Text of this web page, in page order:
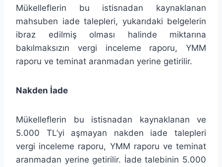
Mükelleflerin bu istisnadan kaynaklanan
mahsuben iade talepleri, yukarıdaki belgelerin
ibraz edilmiş olması halinde miktarına
bakılmaksızın vergi inceleme raporu, YMM
raporu ve teminat aranmadan yerine getirilir.
Nakden İade
Mükelleflerin bu istisnadan kaynaklanan ve
5.000 TL’yi aşmayan nakden iade talepleri
vergi inceleme raporu, YMM raporu ve teminat
aranmadan yerine getirilir. İade talebinin 5.000